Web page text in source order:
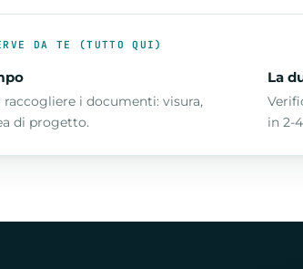
DA TE (TUTTO QUI)
raccogliere i documenti: visura,
di progetto.
La
in 2-